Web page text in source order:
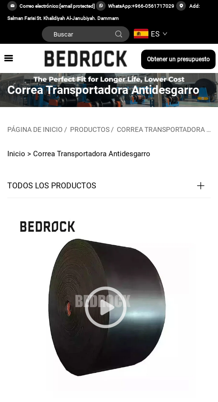
Correo electrónico:[email protected] WhatsApp:+966-0561717029 Add:
Salman Farisi St. Khalidiyah Al-Janubiyah. Dammam
ES
Obtener un presupuesto
Correa Transportadora Antidesgarro
PÁGINA DE INICIO / PRODUCTOS / CORREA TRANSPORTADORA
Inicio > Correa Transportadora Antidesgarro
TODOS LOS PRODUCTOS